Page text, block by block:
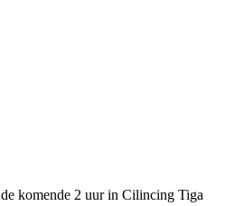
komende 2 uur in Cilincing Tiga